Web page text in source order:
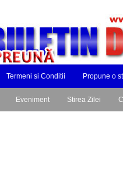
Termeni si Conditii Propune o
Eveniment Stirea Zilei